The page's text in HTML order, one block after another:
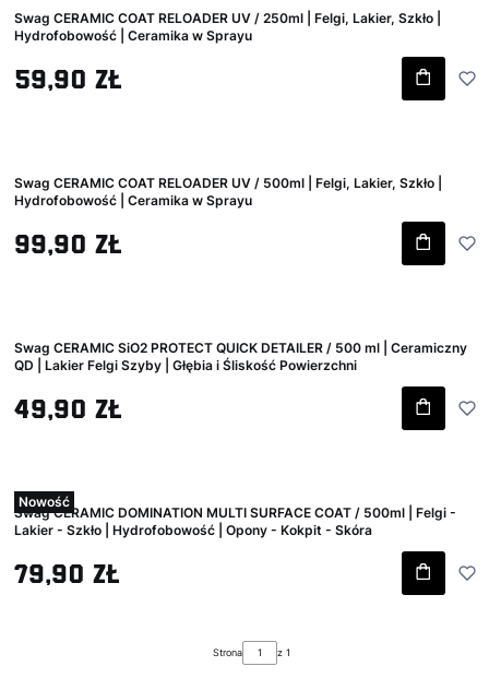
Swag CERAMIC COAT RELOADER UV / 250ml | Felgi, Lakier, Szkło |
Hydrofobowość | Ceramika w Sprayu
Cena brutto
59,90 zł
Swag CERAMIC COAT RELOADER UV / 500ml | Felgi, Lakier, Szkło |
Hydrofobowość | Ceramika w Sprayu
Cena brutto
99,90 zł
Swag CERAMIC SiO2 PROTECT QUICK DETAILER / 500 ml | Ceramiczny
QD | Lakier Felgi Szyby | Głębia i Śliskość Powierzchni
Cena brutto
49,90 zł
Nowość
Swag CERAMIC DOMINATION MULTI SURFACE COAT / 500ml | Felgi -
Lakier - Szkło | Hydrofobowość | Opony - Kokpit - Skóra
Cena brutto
79,90 zł
Strona z 1